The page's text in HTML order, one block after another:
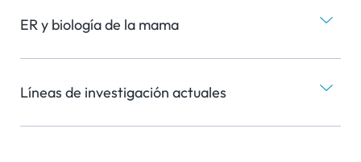
ER y biología de la mama
Líneas de investigación actuales